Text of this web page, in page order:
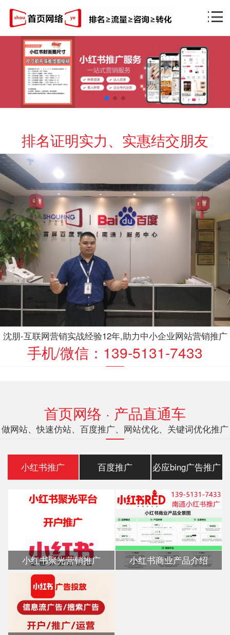
排名证明实力、实惠结交朋友
沈朋-互联网营销实战经验12年,助力中小企业网站营销推广
手机/微信：139-5131-7433
首页网络 · 产品直通车
做网站、快速仿站、百度推广、网站优化、关键词优化推广
小红书推广 百度推广 必应bing广告推广
小红书聚光营销推广 小红书商业产品介绍